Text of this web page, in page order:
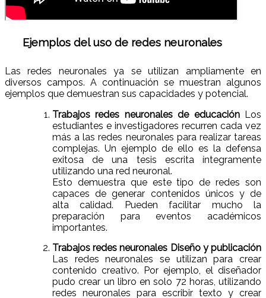
Ejemplos del uso de redes neuronales
Las redes neuronales ya se utilizan ampliamente en
diversos campos. A continuación se muestran algunos
ejemplos que demuestran sus capacidades y potencial.
Trabajos redes neuronales de educación Los
estudiantes e investigadores recurren cada vez
más a las redes neuronales para realizar tareas
complejas. Un ejemplo de ello es la defensa
exitosa de una tesis escrita íntegramente
utilizando una red neuronal.
Esto demuestra que este tipo de redes son
capaces de generar contenidos únicos y de
alta calidad. Pueden facilitar mucho la
preparación para eventos académicos
importantes.
Trabajos redes neuronales Diseño y publicación
Las redes neuronales se utilizan para crear
contenido creativo. Por ejemplo, el diseñador
pudo crear un libro en solo 72 horas, utilizando
redes neuronales para escribir texto y crear